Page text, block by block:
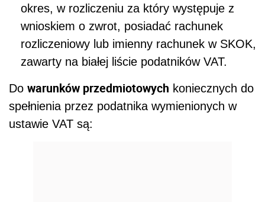
okres, w rozliczeniu za który występuje z
wnioskiem o zwrot, posiadać rachunek
rozliczeniowy lub imienny rachunek w SKOK,
zawarty na białej liście podatników VAT.
Do warunków przedmiotowych koniecznych do
spełnienia przez podatnika wymienionych w
ustawie VAT są: